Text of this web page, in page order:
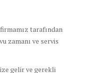
tarafından
zamanı ve servis
gelir ve gerekli